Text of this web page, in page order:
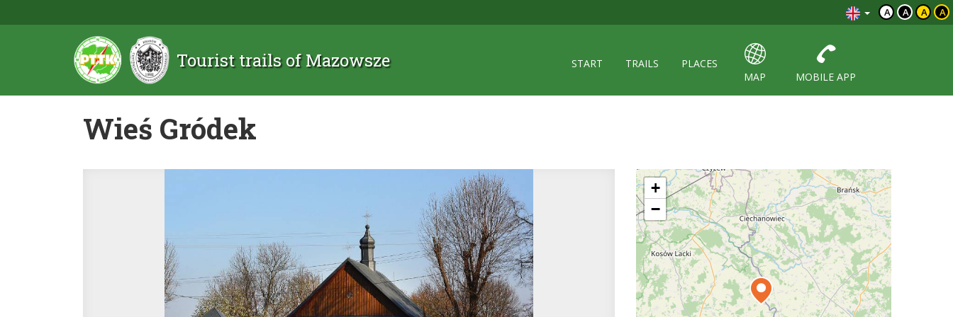
A A A A
Tourist trails of Mazowsze START TRAILS
PLACES
MAP
MOBILE APP
Wieś Gródek
+
−